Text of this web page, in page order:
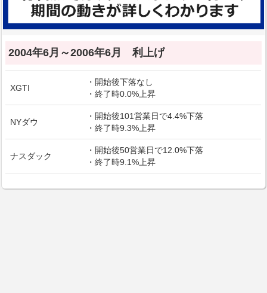
2004年6月～2006年6月 利上げ
XGTI
・開始後下落なし
・終了時0.0%上昇
NYダウ
・開始後101営業日で4.4%下落
・終了時9.3%上昇
ナスダック
・開始後50営業日で12.0%下落
・終了時9.1%上昇